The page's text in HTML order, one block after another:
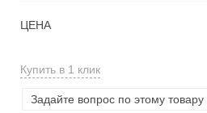
ЦЕНА
Купить в 1 клик
Задайте вопрос по этому товару